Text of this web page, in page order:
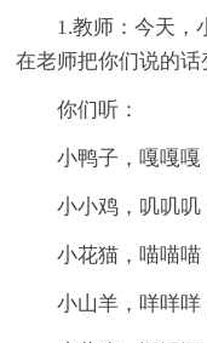
1.教师：今天，
在老师把你们说的话
你们听：
小鸭子，嘎嘎嘎
小小鸡，叽叽叽
小花猫，喵喵喵
小山羊，咩咩咩